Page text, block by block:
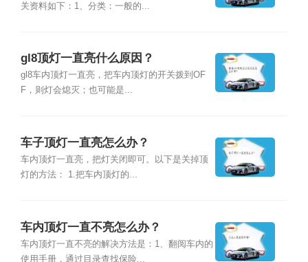
关资料如下：1、分类：一般的...
gl8顶灯一直亮什么原因？
gl8车内顶灯一直亮，把车内顶灯的开关拨到OF
F，则灯会熄灭；也可能是...
车子顶灯一直亮怎么办？
车内顶灯一直亮，把灯关闭即可。以下是关掉顶
灯的方法： 1.把车内顶灯的...
车内顶灯一直不亮怎么办？
车内顶灯一直不亮的解决方法是：1、翻阅车内的
使用手册，通过目录查找保险...